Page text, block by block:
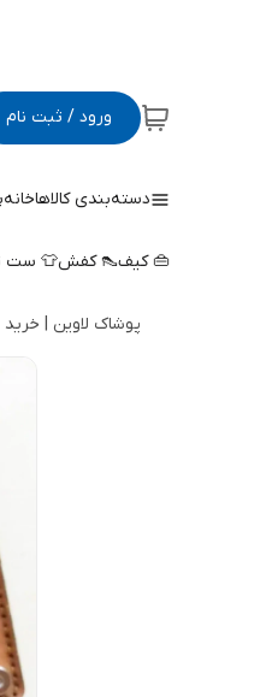
ورود / ثبت نام
دسته‌بندی کالاهاخانه
👜 کیف👠 کفش👕 ست
پوشاک لاوین |